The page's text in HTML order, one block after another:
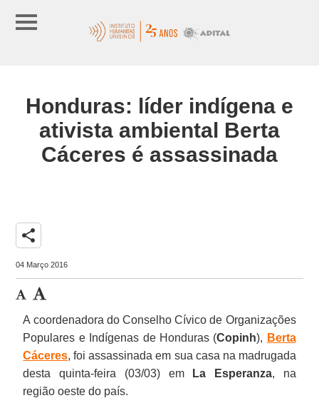
Honduras: líder indígena e
ativista ambiental Berta
Cáceres é assassinada
share
04 Março 2016
A coordenadora do Conselho Cívico de Organizações
Populares e Indígenas de Honduras (Copinh), Berta
Cáceres, foi assassinada em sua casa na madrugada
desta quinta-feira (03/03) em
La Esperanza, na
região oeste do país.